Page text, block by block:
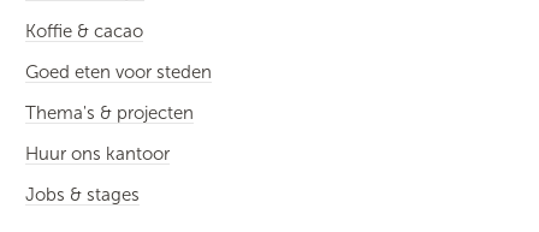
Koffie & cacao
Goed eten voor steden
Thema's & projecten
Huur ons kantoor
Jobs & stages